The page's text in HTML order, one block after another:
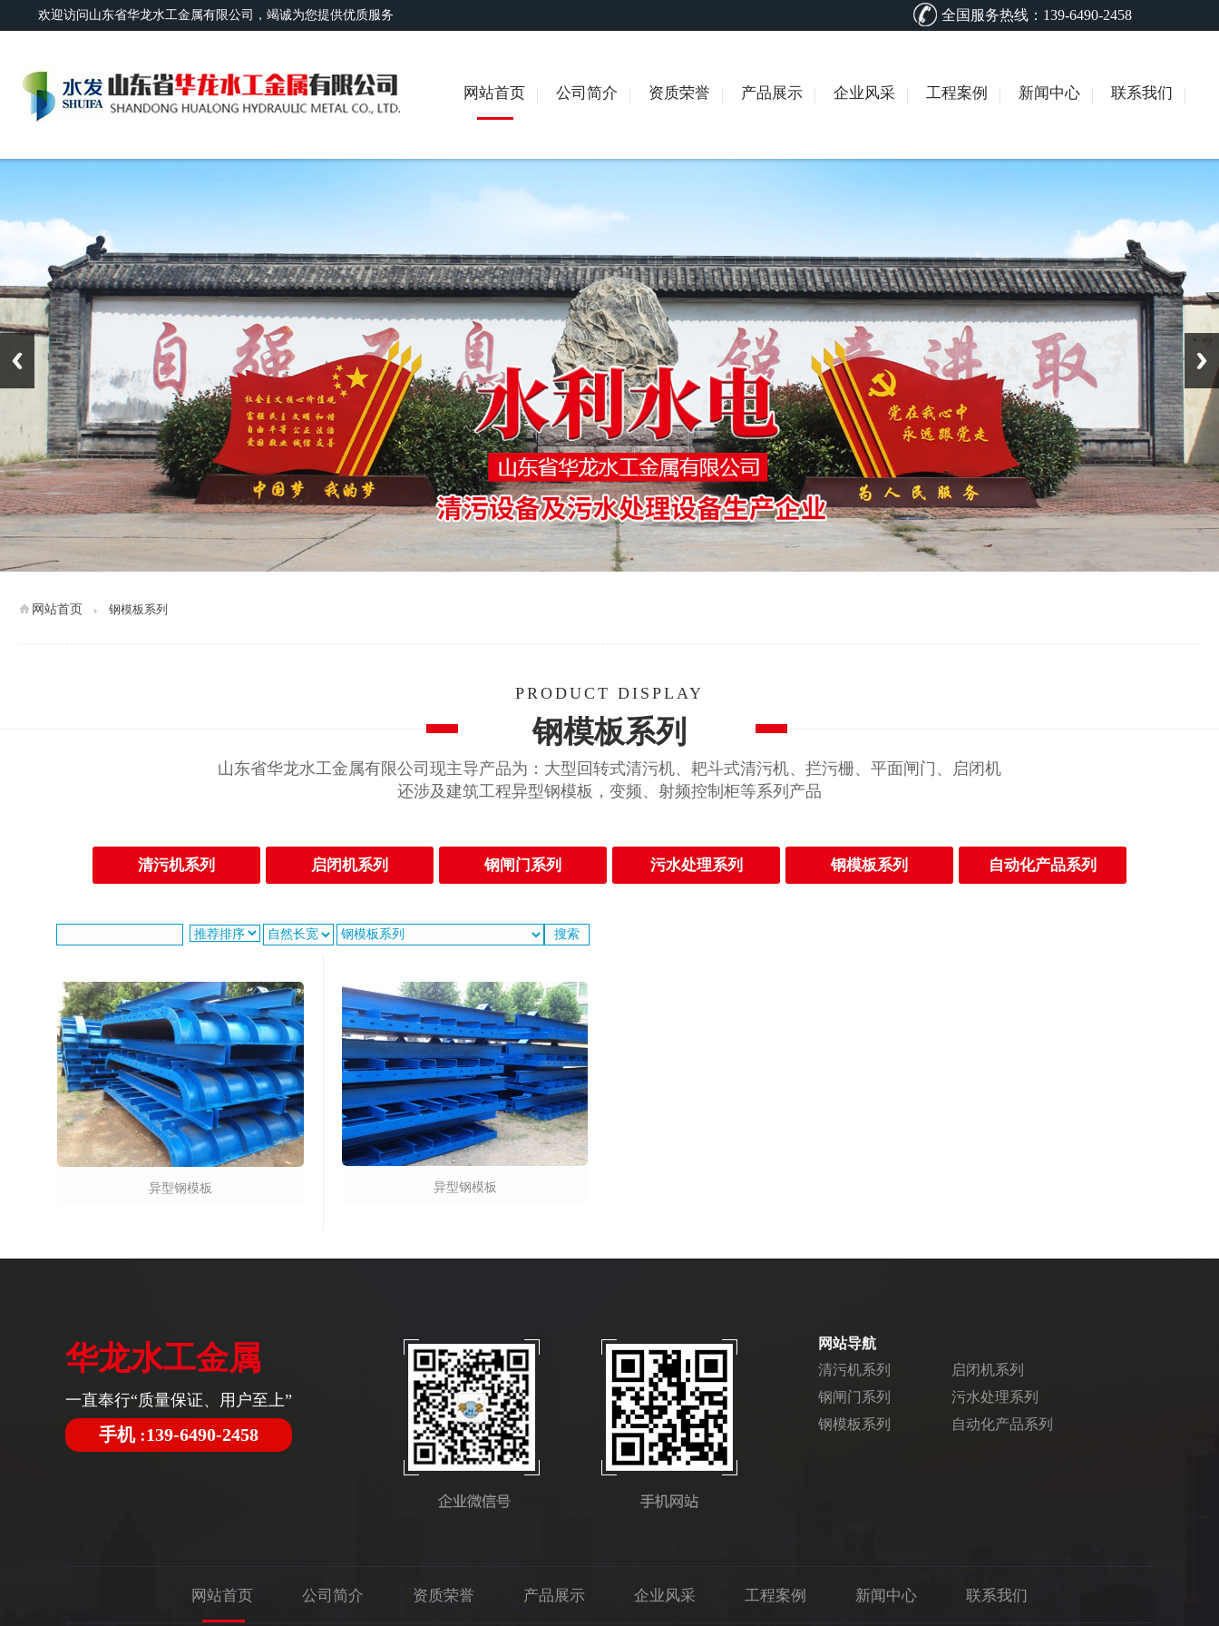
欢迎访问山东省华龙水工金属有限公司，竭诚为您提供优质服务 全国服务热线：139-6490-2458
网站首页 公司简介 资质荣誉 产品展示 企业风采 工程案例 新闻中心 联系我们
网站首页 钢模板系列
PRODUCT DISPLAY
钢模板系列
山东省华龙水工金属有限公司现主导产品为：大型回转式清污机、耙斗式清污机、拦污栅、平面闸门、启闭机
还涉及建筑工程异型钢模板，变频、射频控制柜等系列产品
清污机系列 启闭机系列 钢闸门系列 污水处理系列 钢模板系列 自动化产品系列
异型钢模板 异型钢模板
华龙水工金属
一直奉行“质量保证、用户至上”
手机 :139-6490-2458
网站导航
清污机系列
启闭机系列
钢闸门系列
污水处理系列
钢模板系列
自动化产品系列
网站首页 公司简介 资质荣誉 产品展示 企业风采 工程案例 新闻中心 联系我们